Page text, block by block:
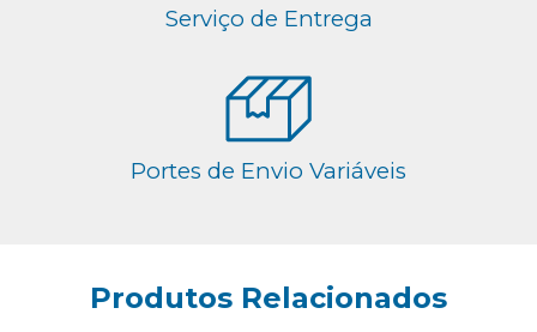
Serviço de Entrega
Portes de Envio Variáveis
Produtos Relacionados